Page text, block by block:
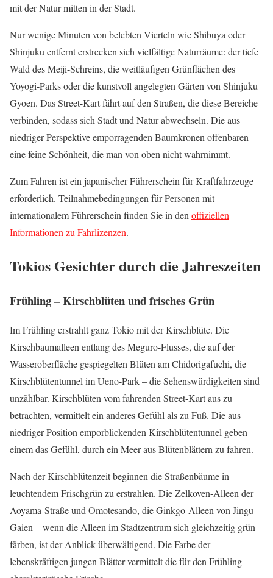
mit der Natur mitten in der Stadt.
Nur wenige Minuten von belebten Vierteln wie Shibuya oder
Shinjuku entfernt erstrecken sich vielfältige Naturräume: der tiefe
Wald des Meiji-Schreins, die weitläufigen Grünflächen des
Yoyogi-Parks oder die kunstvoll angelegten Gärten von Shinjuku
Gyoen. Das Street-Kart fährt auf den Straßen, die diese Bereiche
verbinden, sodass sich Stadt und Natur abwechseln. Die aus
niedriger Perspektive emporragenden Baumkronen offenbaren
eine feine Schönheit, die man von oben nicht wahrnimmt.
Zum Fahren ist ein japanischer Führerschein für Kraftfahrzeuge
erforderlich. Teilnahmebedingungen für Personen mit
internationalem Führerschein finden Sie in den offiziellen
Informationen zu Fahrlizenzen.
Tokios Gesichter durch die Jahreszeiten
Frühling – Kirschblüten und frisches Grün
Im Frühling erstrahlt ganz Tokio mit der Kirschblüte. Die
Kirschbaumalleen entlang des Meguro-Flusses, die auf der
Wasseroberfläche gespiegelten Blüten am Chidorigafuchi, die
Kirschblütentunnel im Ueno-Park – die Sehenswürdigkeiten sind
unzählbar. Kirschblüten vom fahrenden Street-Kart aus zu
betrachten, vermittelt ein anderes Gefühl als zu Fuß. Die aus
niedriger Position emporblickenden Kirschblütentunnel geben
einem das Gefühl, durch ein Meer aus Blütenblättern zu fahren.
Nach der Kirschblütenzeit beginnen die Straßenbäume in
leuchtendem Frischgrün zu erstrahlen. Die Zelkoven-Alleen der
Aoyama-Straße und Omotesando, die Ginkgo-Alleen von Jingu
Gaien – wenn die Alleen im Stadtzentrum sich gleichzeitig grün
färben, ist der Anblick überwältigend. Die Farbe der
lebenskräftigen jungen Blätter vermittelt die für den Frühling